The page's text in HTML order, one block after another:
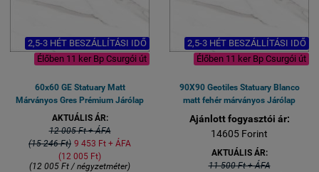
2,5-3 HÉT BESZÁLLÍTÁSI IDŐ
Élőben 11 ker Bp Csurgói út
60x60 GE Statuary Matt
Márványos Gres Prémium Járólap
AKTUÁLIS ÁR:
12 005 Ft + ÁFA
(15 246 Ft) 9 453 Ft + ÁFA
(12 005 Ft)
(12 005 Ft / négyzetméter)
2,5-3 HÉT BESZÁLLÍTÁSI IDŐ
Élőben 11 ker Bp Csurgói út
90X90 Geotiles Statuary Blanco
matt fehér márványos Járólap
Ajánlott fogyasztói ár:
14605 Forint
AKTUÁLIS ÁR:
11 500 Ft + ÁFA